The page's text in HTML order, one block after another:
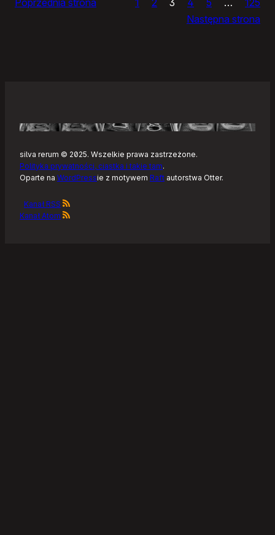
Następna strona
silva rerum © 2025. Wszelkie prawa zastrzeżone.
Polityka prywatności, ciastka i takie tam.
Oparte na WordPressie z motywem Raft autorstwa Otter.
Kanał RSS
Kanał Atom